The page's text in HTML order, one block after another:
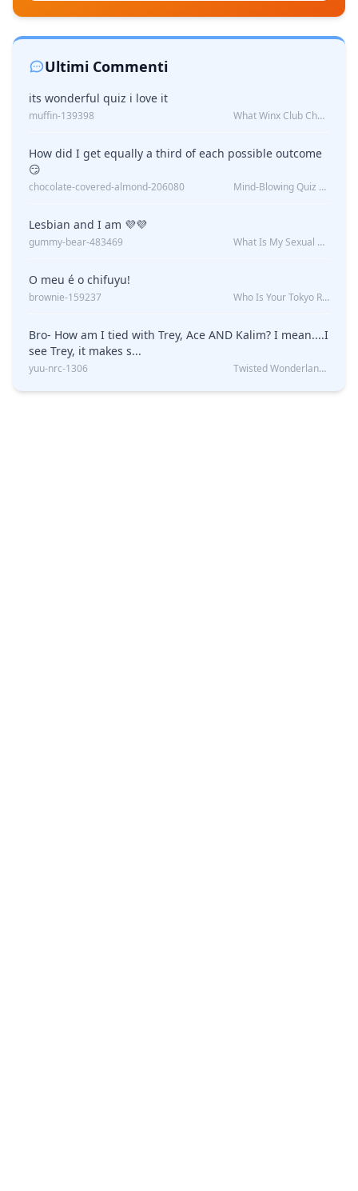
Ultimi Commenti
its wonderful quiz i love it
muffin-139398 What Winx Club Character Are You?
How did I get equally a third of each possible outcome
😏
chocolate-covered-almond-206080 Mind-Blowing Quiz Reveals: Will I Be Alone Forever?
Lesbian and I am 💜💜
gummy-bear-483469 What Is My Sexual Orientation: Uncovered
O meu é o chifuyu!
brownie-159237 Who Is Your Tokyo Revengers Boyfriend?
Bro- How am I tied with Trey, Ace AND Kalim? I mean....I
see Trey, it makes s...
yuu-nrc-1306 Twisted Wonderland Kin Quiz